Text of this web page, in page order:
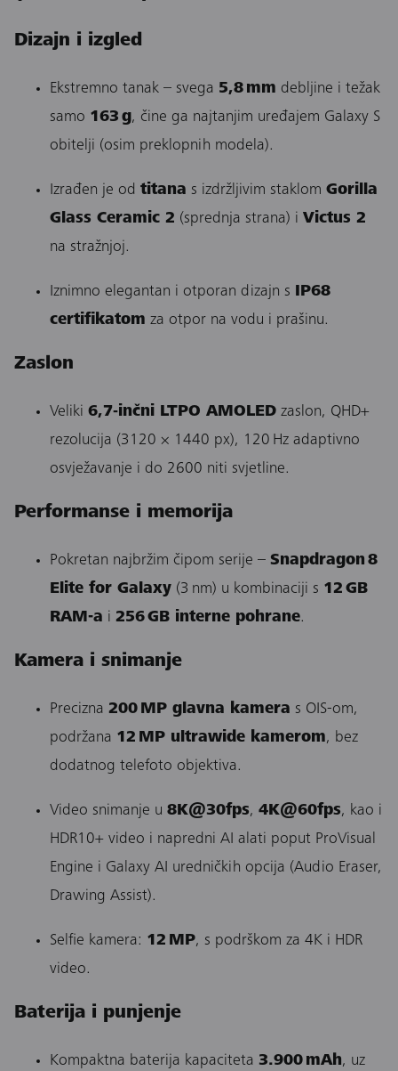
Dizajn i izgled
Ekstremno tanak – svega 5,8 mm debljine i težak
samo 163 g, čine ga najtanjim uređajem Galaxy S
obitelji (osim preklopnih modela).
Izrađen je od titana s izdržljivim staklom Gorilla
Glass Ceramic 2 (sprednja strana) i Victus 2
na stražnjoj.
Iznimno elegantan i otporan dizajn s IP68
certifikatom za otpor na vodu i prašinu.
Zaslon
Veliki 6,7‑inčni LTPO AMOLED zaslon, QHD+
rezolucija (3120 × 1440 px), 120 Hz adaptivno
osvježavanje i do 2600 niti svjetline.
Performanse i memorija
Pokretan najbržim čipom serije – Snapdragon 8
Elite for Galaxy (3 nm) u kombinaciji s 12 GB
RAM-a i 256 GB interne pohrane.
Kamera i snimanje
Precizna 200 MP glavna kamera s OIS-om,
podržana 12 MP ultrawide kamerom, bez
dodatnog telefoto objektiva.
Video snimanje u 8K@30fps, 4K@60fps, kao i
HDR10+ video i napredni AI alati poput ProVisual
Engine i Galaxy AI uredničkih opcija (Audio Eraser,
Drawing Assist).
Selfie kamera: 12 MP, s podrškom za 4K i HDR
video.
Baterija i punjenje
Kompaktna baterija kapaciteta 3.900 mAh, uz